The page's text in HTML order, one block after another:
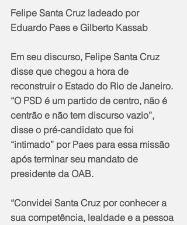
Felipe Santa Cruz ladeado por
Eduardo Paes e Gilberto Kassab
Em seu discurso, Felipe Santa Cruz
disse que chegou a hora de
reconstruir o Estado do Rio de Janeiro.
“O PSD é um partido de centro, não é
centrão e não tem discurso vazio”,
disse o pré-candidato que foi
“intimado” por Paes para essa missão
após terminar seu mandato de
presidente da OAB.
“Convidei Santa Cruz por conhecer a
sua competência, lealdade e a pessoa